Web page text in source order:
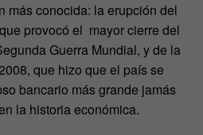
más conocida: la erupción del
provocó el mayor cierre del
Guerra Mundial, y de la
que hizo que el país se
bancario más grande jamás
la historia económica.